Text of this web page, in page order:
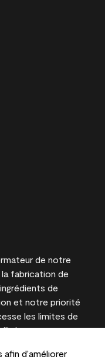
d’améliorer
de notre
fabrication de
de
et notre priorité
les limites de
pour